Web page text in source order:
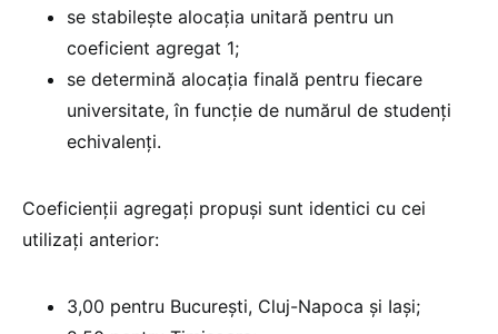
se stabilește alocația unitară pentru un
coeficient agregat 1;
se determină alocația finală pentru fiecare
universitate, în funcție de numărul de studenți
echivalenți.
Coeficienții agregați propuși sunt identici cu cei
utilizați anterior:
3,00 pentru București, Cluj-Napoca și Iași;